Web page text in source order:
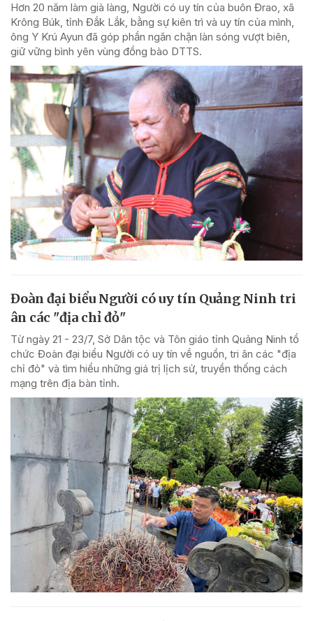
Hơn 20 năm làm già làng, Người có uy tín của buôn Đrao, xã
Krông Búk, tỉnh Đắk Lắk, bằng sự kiên trì và uy tín của mình,
ông Y Krú Ayun đã góp phần ngăn chặn làn sóng vượt biên,
giữ vững bình yên vùng đồng bào DTTS.
Đoàn đại biểu Người có uy tín Quảng Ninh tri
ân các "địa chỉ đỏ"
Từ ngày 21 - 23/7, Sở Dân tộc và Tôn giáo tỉnh Quảng Ninh tổ
chức Đoàn đại biểu Người có uy tín về nguồn, tri ân các "địa
chỉ đỏ" và tìm hiểu những giá trị lịch sử, truyền thống cách
mạng trên địa bàn tỉnh.